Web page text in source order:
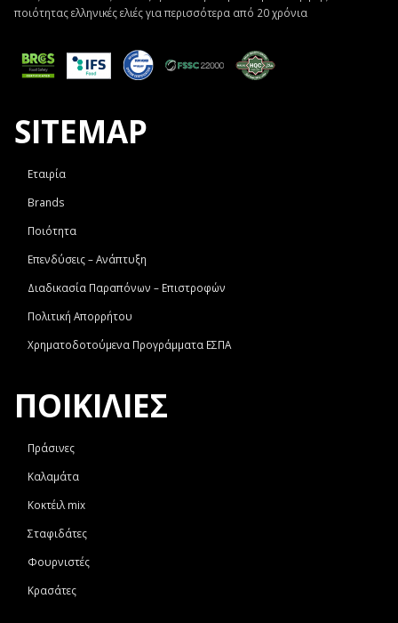
ποιότητας ελληνικές ελιές για περισσότερα από 20 χρόνια
SITEMAP
Εταιρία
Brands
Ποιότητα
Επενδύσεις – Ανάπτυξη
Διαδικασία Παραπόνων – Επιστροφών
Πολιτική Απορρήτου
Χρηματοδοτούμενα Προγράμματα ΕΣΠΑ
ΠΟΙΚΙΛΙΕΣ
Πράσινες
Καλαμάτα
Κοκτέιλ mix
Σταφιδάτες
Φουρνιστές
Κρασάτες